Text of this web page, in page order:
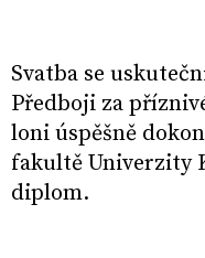
Svatba se
Předboji za
loni úspěšně
fakultě Univerzity
diplom.